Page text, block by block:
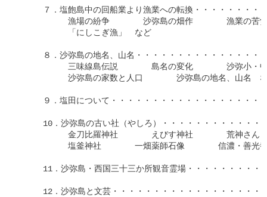
７．塩飽島中の回船業より漁業への転換・・・・・・・・
漁場の紛争　　　　沙弥島の畑作　　　　漁業の苦
「にしこぎ漁」　など
８．沙弥島の地名、山名・・・・・・・・・・・・・・・
三味線島伝説　　　　島名の変化　　　　沙弥小・中
沙弥島の家数と人口　　　　沙弥島の地名、山名　
９．塩田について・・・・・・・・・・・・・・・・・・
10．沙弥島の古い社（やしろ）・・・・・・・・・・・・
金刀比羅神社　　　　えびす神社　　　　荒神さん（
塩釜神社　　　　一畑薬師石像　　　　信濃・善光寺
11．沙弥島・西国三十三か所観音霊場・・・・・・・・・
12．沙弥島と文芸・・・・・・・・・・・・・・・・・・